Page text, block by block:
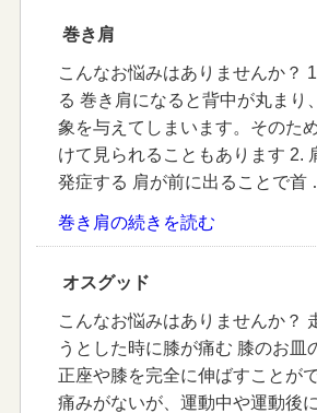
巻き肩
こんなお悩みはありませんか？
る 巻き肩になると背中が丸まり
象を与えてしまいます。そのた
けて見られることもあります 2.
発症する 肩が前に出ることで首
巻き肩の続きを読む
オスグッド
こんなお悩みはありませんか？
うとした時に膝が痛む 膝のお皿
正座や膝を完全に伸ばすことが
痛みがないが、運動中や運動後